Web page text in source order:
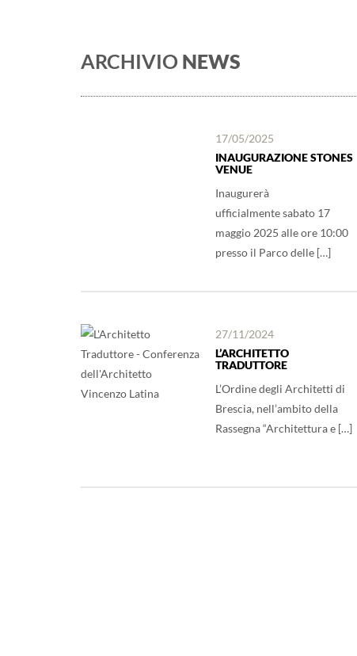
ARCHIVIO NEWS
17/05/2025
INAUGURAZIONE STONES
VENUE
Inaugurerà
ufficialmente sabato 17
maggio 2025 alle ore 10:00
presso il Parco delle […]
27/11/2024
L’ARCHITETTO
TRADUTTORE
L’Ordine degli Architetti di
Brescia, nell’ambito della
Rassegna “Architettura e […]